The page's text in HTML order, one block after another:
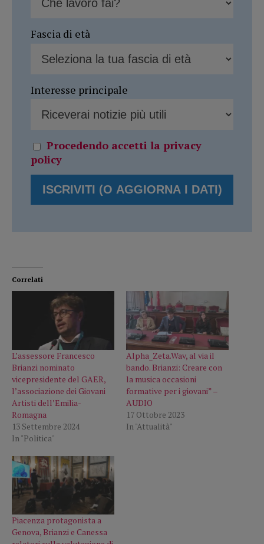
Fascia di età
Interesse principale
Procedendo accetti la privacy
policy
Correlati
L’assessore Francesco
Brianzi nominato
vicepresidente del GAER,
l’associazione dei Giovani
Artisti dell’Emilia-
Romagna
13 Settembre 2024
In "Politica"
Alpha_Zeta.Wav, al via il
bando. Brianzi: Creare con
la musica occasioni
formative per i giovani” –
AUDIO
17 Ottobre 2023
In "Attualità"
Piacenza protagonista a
Genova, Brianzi e Canessa